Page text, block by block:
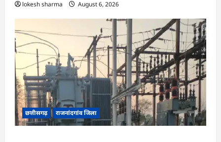
lokesh sharma August 6, 2026
छत्तीसगढ़ राजनांदगांव जिला